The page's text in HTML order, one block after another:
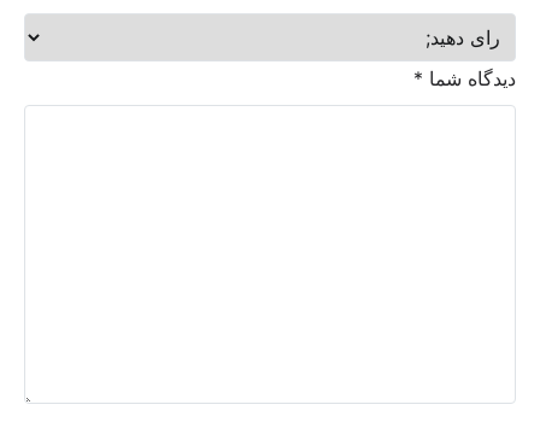
دیدگاه شما *